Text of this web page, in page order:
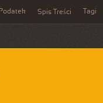
Podatek Spis Treści Tagi